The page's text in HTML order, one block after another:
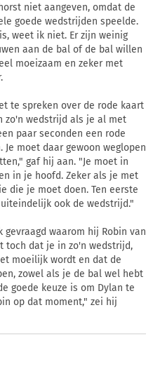
niet aangeven, omdat de
goede wedstrijden speelde.
weet ik niet. Er zijn weinig
aan de bal of de bal willen
moeizaam en zeker met
te spreken over de rode kaart
zo'n wedstrijd als je al met
paar seconden een rode
moet daar gewoon weglopen
gaf hij aan. "Je moet in
in je hoofd. Zeker als je met
die je moet doen. Ten eerste
ook de wedstrijd."
gevraagd waarom hij Robin van
toch dat je in zo'n wedstrijd,
moeilijk wordt en dat de
zowel als je de bal wel hebt
goede keuze is om Dylan te
op dat moment," zei hij